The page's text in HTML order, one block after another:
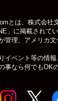
とは、株式会社
」に掲載されて
管理、アメリカ
イベント等の情
事なら何でもOK